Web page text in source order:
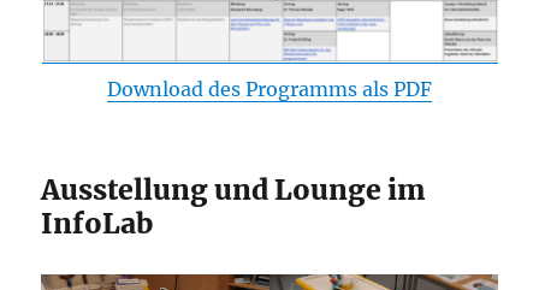
Download des Programms als PDF
Ausstellung und Lounge im
InfoLab